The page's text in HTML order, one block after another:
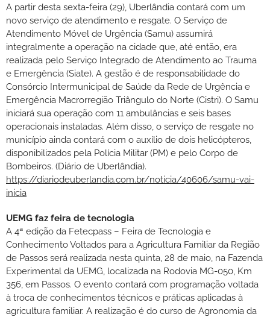
A partir desta sexta-feira (29), Uberlândia contará com um
novo serviço de atendimento e resgate. O Serviço de
Atendimento Móvel de Urgência (Samu) assumirá
integralmente a operação na cidade que, até então, era
realizada pelo Serviço Integrado de Atendimento ao Trauma
e Emergência (Siate). A gestão é de responsabilidade do
Consórcio Intermunicipal de Saúde da Rede de Urgência e
Emergência Macrorregião Triângulo do Norte (Cistri). O Samu
iniciará sua operação com 11 ambulâncias e seis bases
operacionais instaladas. Além disso, o serviço de resgate no
município ainda contará com o auxílio de dois helicópteros,
disponibilizados pela Polícia Militar (PM) e pelo Corpo de
Bombeiros. (Diário de Uberlândia).
https://diariodeuberlandia.com.br/noticia/40606/samu-vai-
inicia
UEMG faz feira de tecnologia
A 4ª edição da Fetecpass – Feira de Tecnologia e
Conhecimento Voltados para a Agricultura Familiar da Região
de Passos será realizada nesta quinta, 28 de maio, na Fazenda
Experimental da UEMG, localizada na Rodovia MG-050, Km
356, em Passos. O evento contará com programação voltada
à troca de conhecimentos técnicos e práticas aplicadas à
agricultura familiar. A realização é do curso de Agronomia da